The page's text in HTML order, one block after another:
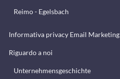
Reimo - Egelsbach
Informativa privacy Email Marketing
Riguardo a noi
Unternehmensgeschichte